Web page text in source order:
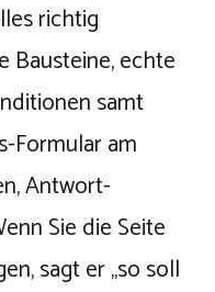
richtig
Bausteine, echte
samt
Formular am
Antwort-
Sie die Seite
sagt er „so soll